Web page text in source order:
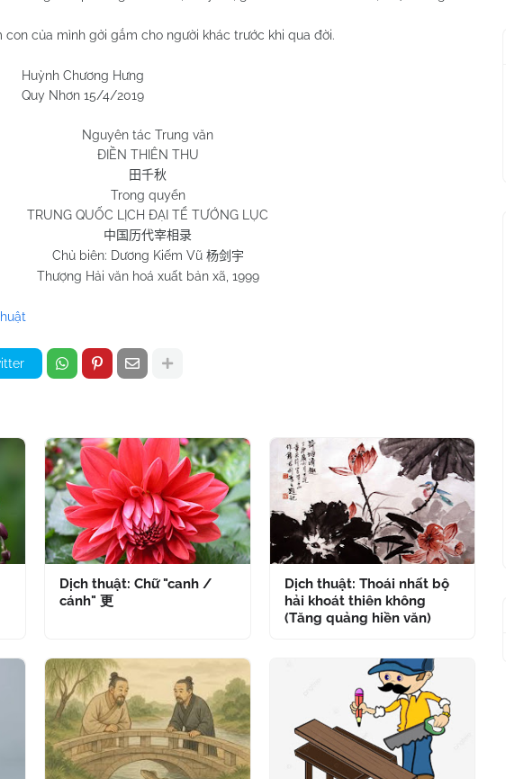
con của mình gởi gắm cho người khác trước khi qua đời.
Hưng
4/2019
Nguyên tác Trung văn
ĐIỀN THIÊN THU
田千秋
Trong quyển
TRUNG QUỐC LỊCH ĐẠI TỂ TƯỚNG LỤC
中国历代宰相录
Chủ biên: Dương Kiếm Vũ 杨剑宇
Thượng Hải văn hoá xuất bản xã, 1999
Dịch thuật: Chữ "canh /
cánh" 更
Dịch thuật: Thoái nhất bộ
hải khoát thiên không
(Tăng quảng hiền văn)